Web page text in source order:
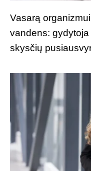
Vasarą
vandens:
skysčių